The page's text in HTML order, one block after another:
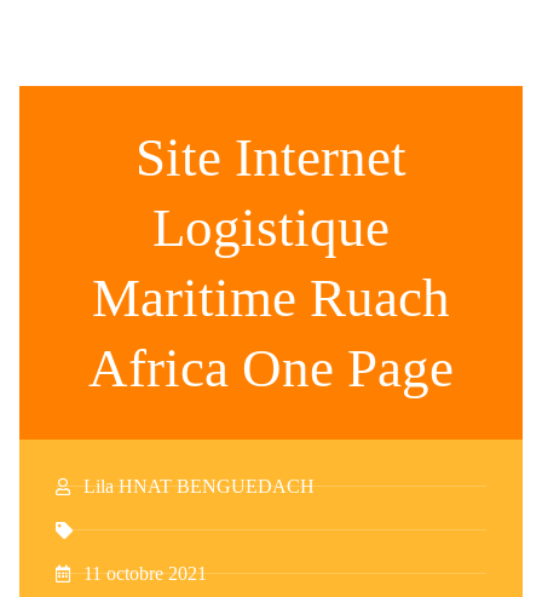
Site Internet
Logistique
Maritime Ruach
Africa One Page
Lila HNAT BENGUEDACH
11 octobre 2021